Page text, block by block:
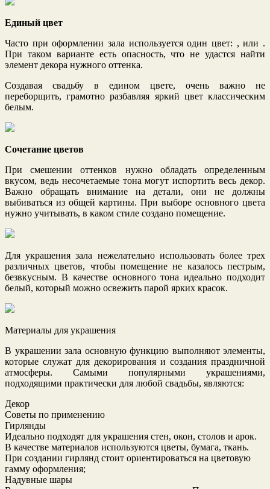
Единый цвет
Часто при оформлении зала используется один цвет: , или .
При таком варианте есть опасность, что не удастся найти
элемент декора нужного оттенка.
Создавая свадьбу в едином цвете, очень важно не
переборщить, грамотно разбавляя яркий цвет классическим
белым.
Сочетание цветов
При смешении оттенков нужно обладать определенным
вкусом, ведь несочетаемые тона могут испортить весь декор.
Важно обращать внимание на детали, они не должны
выбиваться из общей картины. При выборе основного цвета
нужно учитывать, в каком стиле создано помещение.
Для украшения зала нежелательно использовать более трех
различных цветов, чтобы помещение не казалось пестрым,
безвкусным. В качестве основного тона идеально подходит
белый, который можно освежить парой ярких красок.
Материалы для украшения
В украшении зала основную функцию выполняют элементы,
которые служат для декорирования и создания праздничной
атмосферы. Самыми популярными украшениями,
подходящими практически для любой свадьбы, являются:
Декор
Советы по применению
Гирлянды
Идеально подходят для украшения стен, окон, столов и арок.
В качестве материалов используются цветы, бумага, ткань.
При создании гирлянд стоит ориентироваться на цветовую
гамму оформления;
Надувные шары